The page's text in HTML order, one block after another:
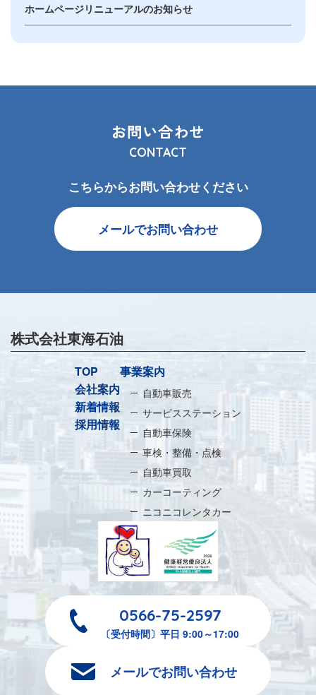
ホームページリニューアルのお知らせ
お問い合わせ
CONTACT
こちらからお問い合わせください
メールでお問い合わせ
株式会社東海石油
TOP
会社案内
新着情報
採用情報
事業案内
自動車販売
サービスステーション
自動車保険
車検・整備・点検
自動車買取
カーコーティング
ニコニコレンタカー
0566-75-2597
〔受付時間〕平日 9:00～17:00
メールでお問い合わせ